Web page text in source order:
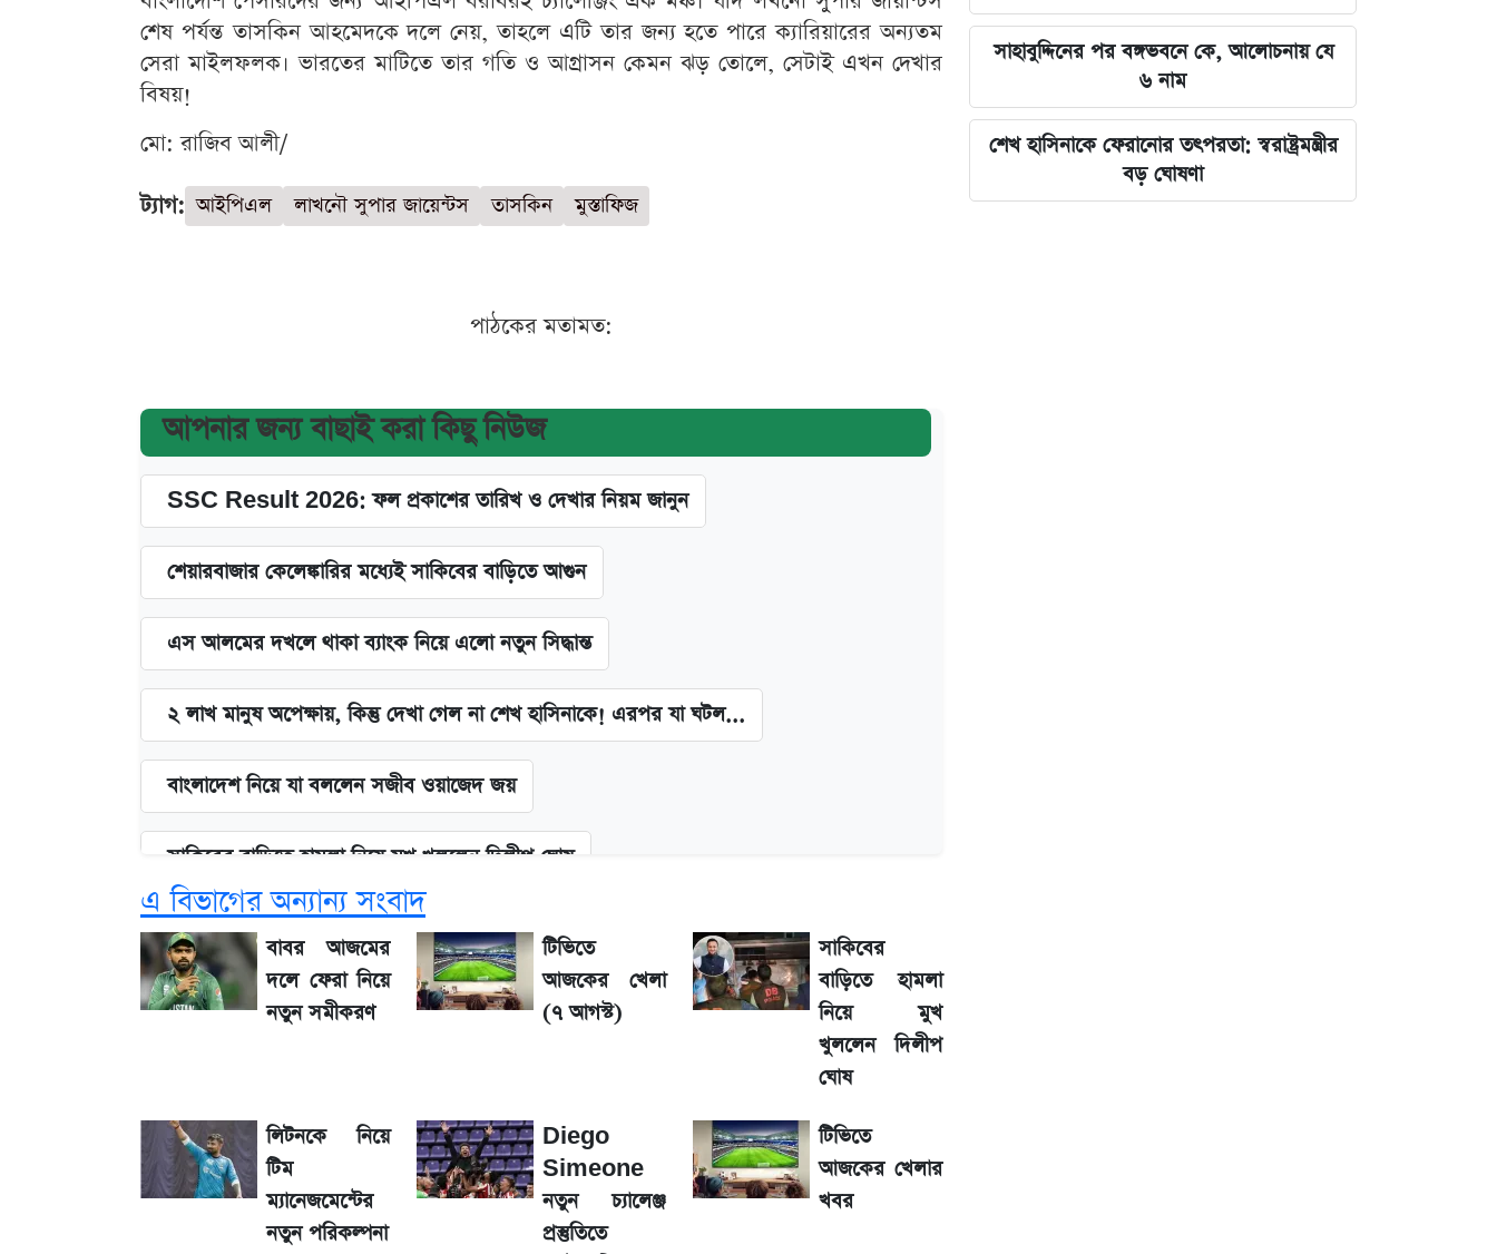
শেষ পর্যন্ত তাসকিন আহমেদকে দলে নেয়, তাহলে এটি তার জন্য হতে পারে ক্যারিয়ারের অন্যতম
সেরা মাইলফলক। ভারতের মাটিতে তার গতি ও আগ্রাসন কেমন ঝড় তোলে, সেটাই এখন দেখার
বিষয়!
মো: রাজিব আলী/
ট্যাগ: আইপিএল লাখনৌ সুপার জায়েন্টস তাসকিন মুস্তাফিজ
পাঠকের মতামত:
আপনার জন্য বাছাই করা কিছু নিউজ
SSC Result 2026: ফল প্রকাশের তারিখ ও দেখার নিয়ম জানুন
শেয়ারবাজার কেলেঙ্কারির মধ্যেই সাকিবের বাড়িতে আগুন
এস আলমের দখলে থাকা ব্যাংক নিয়ে এলো নতুন সিদ্ধান্ত
২ লাখ মানুষ অপেক্ষায়, কিন্তু দেখা গেল না শেখ হাসিনাকে! এরপর যা ঘটল...
বাংলাদেশ নিয়ে যা বললেন সজীব ওয়াজেদ জয়
সাকিবের বাড়িতে হামলা নিয়ে মুখ খুললেন দিলীপ ঘোষ
লিটনকে নিয়ে টিম ম্যানেজমেন্টের নতুন পরিকল্পনা
আগামীকালই স্পষ্ট হবে এসএসসি ফল প্রকাশের তারিখ
৬ আগস্ট দেশের বাজারে স্বর্ণের দাম
শেখ হাসিনার দেশে ফেরা নিয়ে যা বললেন রুমিন ফারহানা
এ বিভাগের অন্যান্য সংবাদ
বাবর আজমের
দলে ফেরা নিয়ে
নতুন সমীকরণ
টিভিতে
আজকের খেলা
(৭ আগস্ট)
সাকিবের
বাড়িতে হামলা
নিয়ে মুখ
খুললেন দিলীপ
ঘোষ
লিটনকে নিয়ে
টিম
ম্যানেজমেন্টের
নতুন পরিকল্পনা
Diego
Simeone
নতুন চ্যালেঞ্জ
প্রস্তুতিতে
টিভিতে
আজকের খেলার
খবর
সাহাবুদ্দিনের পর বঙ্গভবনে কে, আলোচনায় যে
৬ নাম
শেখ হাসিনাকে ফেরানোর তৎপরতা: স্বরাষ্ট্রমন্ত্রীর
বড় ঘোষণা